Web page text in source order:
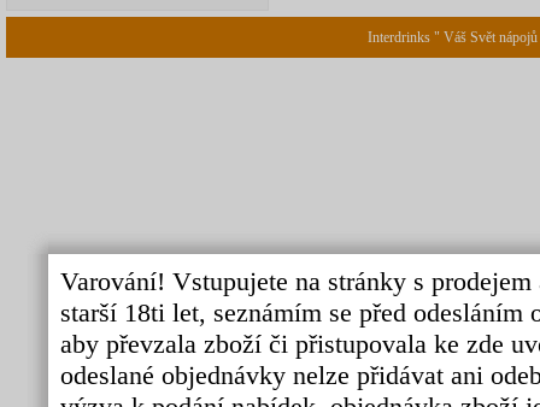
Interdrinks " Váš Svět
Varování! Vstupujete na stránky s
starší 18ti let, seznámím se před
aby převzala zboží či přistupovala ke zde
odeslané objednávky nelze přidávat ani